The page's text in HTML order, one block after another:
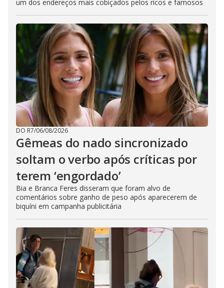
um dos endereços mais cobiçados pelos ricos e famosos
DO R7/06/08/2026
Gêmeas do nado sincronizado
soltam o verbo após críticas por
terem ‘engordado’
Bia e Branca Feres disseram que foram alvo de
comentários sobre ganho de peso após aparecerem de
biquíni em campanha publicitária